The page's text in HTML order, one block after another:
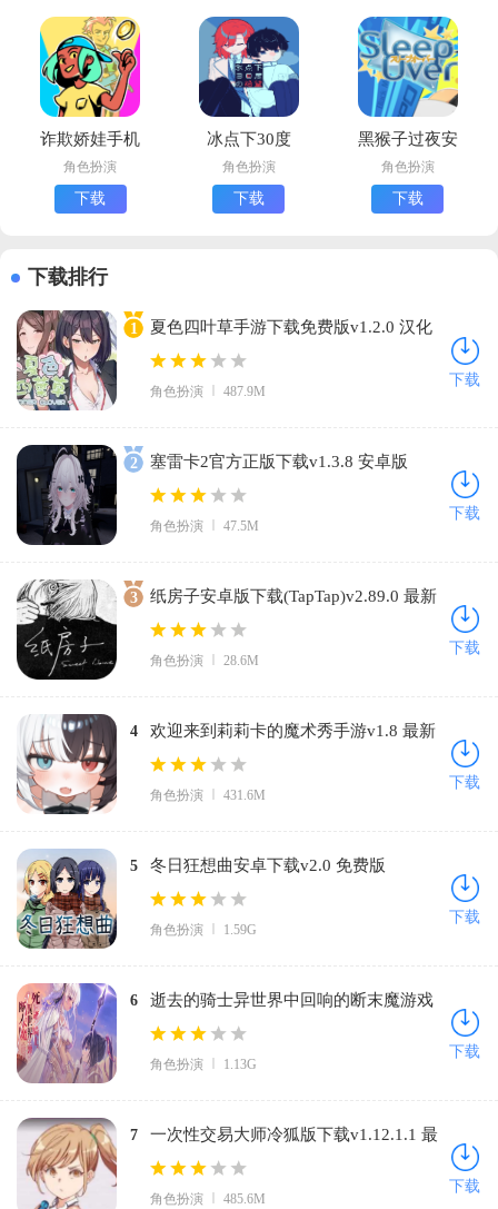
诈欺娇娃手机
版下载(The
Big Con)
角色扮演
下载
冰点下30度
的绝望汉化版
下载(氷点下
30度の絶望)
角色扮演
下载
黑猴子过夜安
卓版下载
(sleepover)
角色扮演
下载
下载排行
1
夏色四叶草手游下载免费版v1.2.0 汉化
版
角色扮演 487.9M
下载
2 塞雷卡2官方正版下载v1.3.8 安卓版
角色扮演 47.5M
下载
3
纸房子安卓版下载(TapTap)v2.89.0 最新
版
角色扮演 28.6M
下载
4
欢迎来到莉莉卡的魔术秀手游v1.8 最新
版
角色扮演 431.6M
下载
5 冬日狂想曲安卓下载v2.0 免费版
角色扮演 1.59G
下载
6
逝去的骑士异世界中回响的断末魔游戏
(死馆2)v1.0 汉化版
角色扮演 1.13G
下载
7
一次性交易大师冷狐版下载v1.12.1.1 最
新版
角色扮演 485.6M
下载